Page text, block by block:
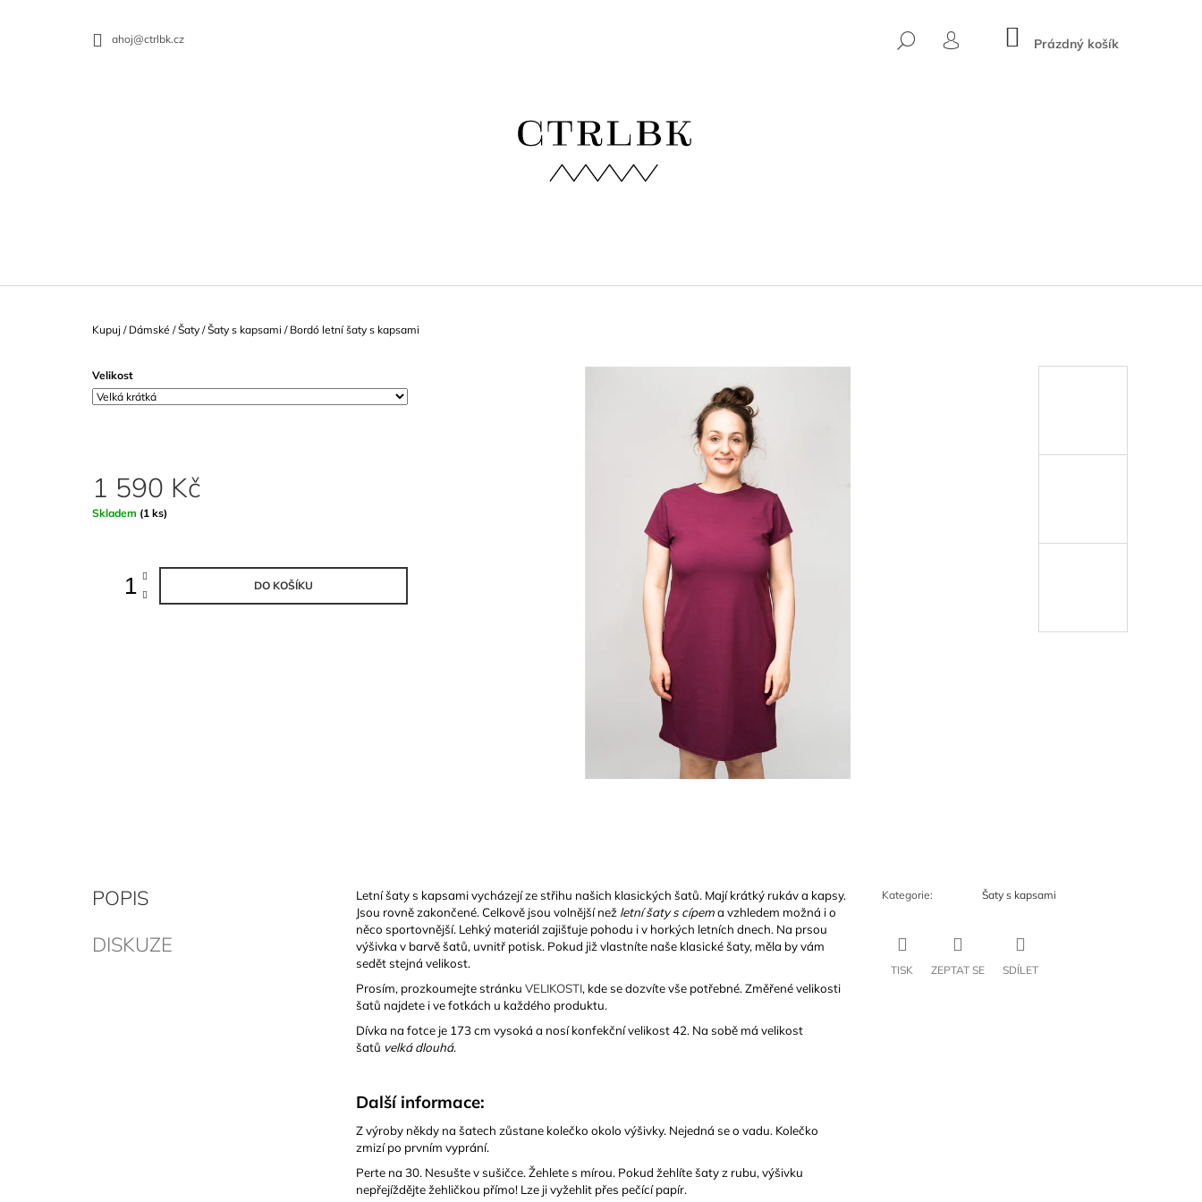
ahoj@ctrlbk.cz HLEDAT
PŘIHLÁŠENÍ
NÁKUPNÍ
KOŠÍK
Prázdný košík
Domů
Kupuj / Dámské / Šaty / Šaty s kapsami / Bordó letní šaty s kapsami
Velikost
1 590 Kč
Měrná
Skladem (1 ks)
DO KOŠÍKU
POPIS
DISKUZE
Letní šaty s kapsami vycházejí ze střihu našich klasických šatů. Mají krátký rukáv a kapsy.
Jsou rovně zakončené. Celkově jsou volnější než letní šaty s cípema vzhledem možná i o
něco sportovnější. Lehký materiál zajišťuje pohodu i v horkých letních dnech. Na prsou
výšivka v barvě šatů, uvnitř potisk. Pokud již vlastníte naše klasické šaty, měla by vám
sedět stejná velikost.
Prosím, prozkoumejte stránku VELIKOSTI, kde se dozvíte vše potřebné. Změřené velikosti
šatů najdete i ve fotkách u každého produktu.
Dívka na fotce je 173 cm vysoká a nosí konfekční velikost 42. Na sobě má velikost
šatů velká dlouhá.
Další informace:
Z výroby někdy na šatech zůstane kolečko okolo výšivky. Nejedná se o vadu. Kolečko
zmizí po prvním vyprání.
Perte na 30. Nesušte v sušičce. Žehlete s mírou. Pokud žehlíte šaty z rubu, výšivku
nepřejíždějte žehličkou přímo! Lze ji vyžehlit přes pečící papír.
Kategorie: Šaty s kapsami
TISK ZEPTAT SE SDÍLET
HLEDAT
ZELENÉ BAMBUSOVÉ TRIČKO S
DLOUHÝM RUKÁVEM KE KRKU
ZELENÉ BAMBUSOVÉ TRIČKO
BLEDĚMODRÉ BAMBUSOVÉ TRIČKO S
DLOUHÝM RUKÁVEM KE KRKU
990 Kč